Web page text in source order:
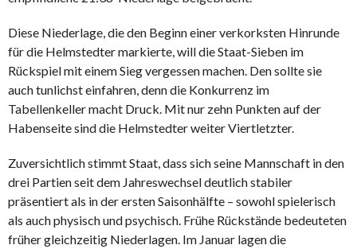
Diese Niederlage, die den Beginn einer verkorksten Hinrunde
für die Helmstedter markierte, will die Staat-Sieben im
Rückspiel mit einem Sieg vergessen machen. Den sollte sie
auch tunlichst einfahren, denn die Konkurrenz im
Tabellenkeller macht Druck. Mit nur zehn Punkten auf der
Habenseite sind die Helmstedter weiter Viertletzter.
Zuversichtlich stimmt Staat, dass sich seine Mannschaft in den
drei Partien seit dem Jahreswechsel deutlich stabiler
präsentiert als in der ersten Saisonhälfte – sowohl spielerisch
als auch physisch und psychisch. Frühe Rückstände bedeuteten
früher gleichzeitig Niederlagen. Im Januar lagen die